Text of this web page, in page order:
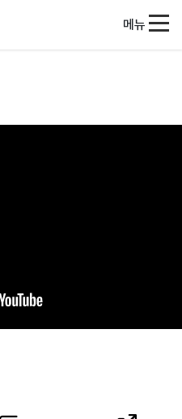
메뉴